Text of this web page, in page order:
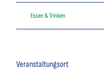
Essen & Trinken
Veranstaltungsort